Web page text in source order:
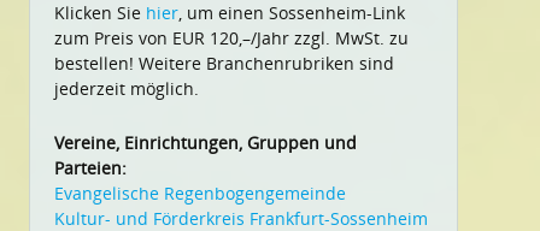
Klicken Sie hier, um einen Sossenheim-Link
zum Preis von EUR 120,–/Jahr zzgl. MwSt. zu
bestellen! Weitere Branchenrubriken sind
jederzeit möglich.
Vereine, Einrichtungen, Gruppen und
Parteien:
Evangelische Regenbogengemeinde
Kultur- und Förderkreis Frankfurt-Sossenheim